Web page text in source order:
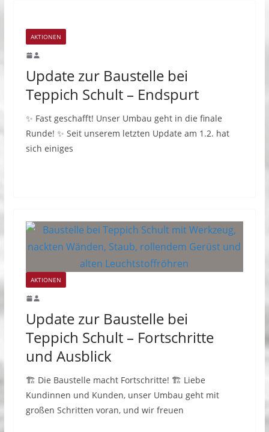
AKTIONEN
Update zur Baustelle bei
Teppich Schult – Endspurt
✨ Fast geschafft! Unser Umbau geht in die finale
Runde! ✨ Seit unserem letzten Update am 1.2. hat
sich einiges
AKTIONEN
Update zur Baustelle bei
Teppich Schult – Fortschritte
und Ausblick
🏗️ Die Baustelle macht Fortschritte! 🏗️ Liebe
Kundinnen und Kunden, unser Umbau geht mit
großen Schritten voran, und wir freuen